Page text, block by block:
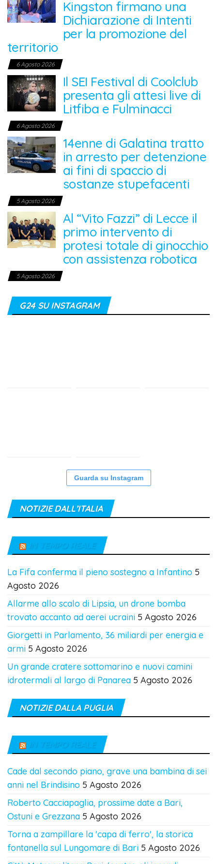
Kingston firmano una
Dichiarazione di Intenti
per la promozione del
territorio
6 Agosto 2026
Il SEI Festival di Coolclub
presenta gli attesi live di
Litfiba e Fulminacci
6 Agosto 2026
14enne di Galatina tratto
in arresto per detenzione
ai fini di spaccio di
sostanze stupefacenti
5 Agosto 2026
Al “Vito Fazzi” di Lecce il
primo intervento di
protesi totale di ginocchio
con assistenza robotica
5 Agosto 2026
G24 SU INSTAGRAM
Guarda su Instagram
NOTIZIE DALL’ITALIA
IN TEMPO REALE
La Fifa conferma il pieno sostegno a Infantino 5
Agosto 2026
Allarme allo scalo di Lipsia, un drone bomba
trovato accanto ad aerei ucraini 5 Agosto 2026
Giorgetti in Parlamento, 36 miliardi per energia e
armi 5 Agosto 2026
Un grande cratere sottomarino e nuovi camini
idrotermali al largo di Panarea 5 Agosto 2026
NOTIZIE DALLA PUGLIA
IN TEMPO REALE
Cade dal secondo piano, grave una bambina di sei
anni nel Brindisino 5 Agosto 2026
Roberto Cacciapaglia, prossime date a Bari,
Ostuni e Grezzana 5 Agosto 2026
Torna a zampillare la 'capa di ferro', la storica
fontanella sul Lungomare di Bari 5 Agosto 2026